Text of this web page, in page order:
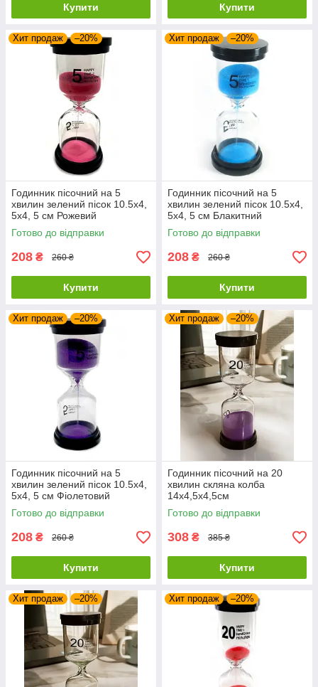
Купити Купити
Хит продаж –20%
Годинник пісочний на 5
хвилин зелений пісок 10.5х4,
5х4, 5 см Рожевий
Готово до відправки
208 ₴ 260 ₴
Купити
Хит продаж –20%
Годинник пісочний на 5
хвилин зелений пісок 10.5х4,
5х4, 5 см Блакитний
Готово до відправки
208 ₴ 260 ₴
Купити
Хит продаж –20%
Годинник пісочний на 5
хвилин зелений пісок 10.5х4,
5х4, 5 см Фіолетовий
Готово до відправки
208 ₴ 260 ₴
Купити
Хит продаж –20%
Годинник пісочний на 20
хвилин скляна колба
14х4,5х4,5см
Готово до відправки
308 ₴ 385 ₴
Купити
Хит продаж –20% Хит продаж –20%